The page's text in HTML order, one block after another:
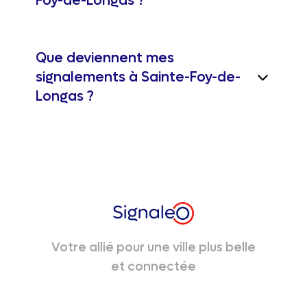
Que deviennent mes
signalements à Sainte-Foy-de-
Longas ?
Votre allié pour une ville plus belle
et connectée